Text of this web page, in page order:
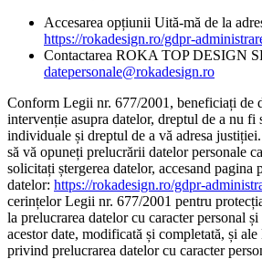
Accesarea opțiunii Uită-mă de la
https://rokadesign.ro/gdpr-
Contactarea ROKA TOP DESIGN
datepersonale@rokadesign.ro
Conform Legii nr. 677/2001, beneficiați de
intervenție asupra datelor, dreptul de a nu fi
individuale și dreptul de a vă adresa
să vă opuneți prelucrării datelor personale
solicitați ștergerea datelor, accesand pagina
datelor: https://rokadesign.ro/gdpr-
cerințelor Legii nr. 677/2001 pentru
la prelucrarea datelor cu caracter personal
acestor date, modificată și completată, și
privind prelucrarea datelor cu caracter